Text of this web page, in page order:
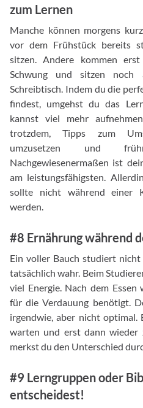
zum Lernen
Manche können morgens
vor dem Frühstück bereits
sitzen. Andere kommen
Schwung und sitzen
Schreibtisch. Indem du die
findest, umgehst du das
kannst viel mehr
trotzdem, Tipps zum
umzusetzen und
Nachgewiesenermaßen ist
am leistungsfähigsten.
sollte nicht während einer
werden.
#8 Ernährung während
Ein voller Bauch studiert
tatsächlich wahr. Beim
viel Energie. Nach dem
für die Verdauung benötigt.
irgendwie, aber nicht optimal.
warten und erst dann wieder
merkst du den Unterschied
#9 Lerngruppen oder
entscheidest!